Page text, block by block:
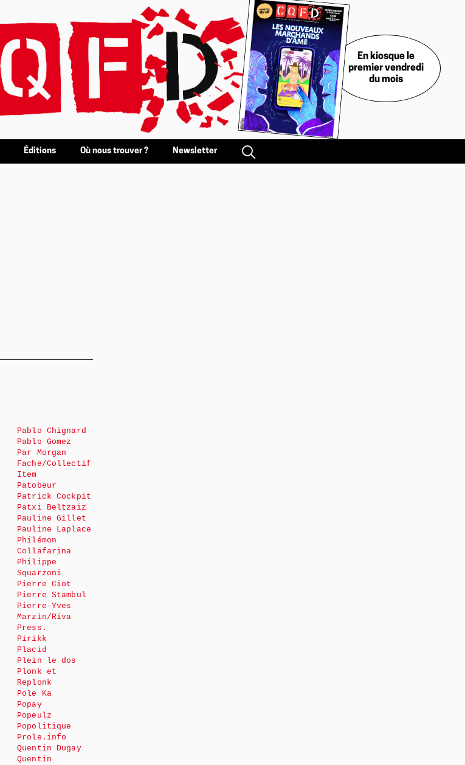
En kiosque le
premier vendredi
du mois
Éditions Où nous trouver ? Newsletter
Pablo Chignard
Pablo Gomez
Par Morgan
Fache/Collectif
Item
Patobeur
Patrick Cockpit
Patxi Beltzaiz
Pauline Gillet
Pauline Laplace
Philémon
Collafarina
Philippe
Squarzoni
Pierre Ciot
Pierre Stambul
Pierre-Yves
Marzin/Riva
Press.
Pirikk
Placid
Plein le dos
Plonk et
Replonk
Pole Ka
Popay
Popeulz
Popolitique
Prole.info
Quentin Dugay
Quentin